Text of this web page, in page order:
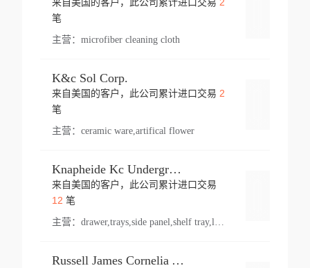
来自美国的客户，此公司累计进口交易
笔
主营： microfiber cleaning cloth
K&c Sol Corp.
来自美国的客户，此公司累计进口交易 2
笔
主营： ceramic ware,artifical flower
Knapheide Kc Underground
来自美国的客户，此公司累计进口交易
12 笔
主营：
Russell James Cornelia Arlington Va